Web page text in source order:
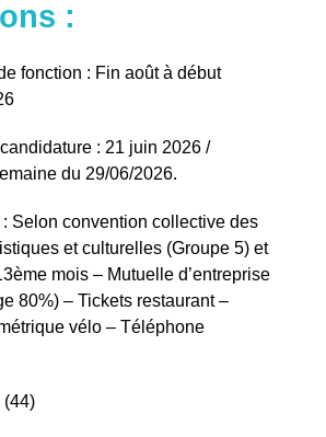
:
fonction : Fin août à début
: 21 juin 2026 /
du 29/06/2026.
Selon convention collective des
et culturelles (Groupe 5) et
mois – Mutuelle d’entreprise
80%) – Tickets restaurant –
vélo – Téléphone
(44)